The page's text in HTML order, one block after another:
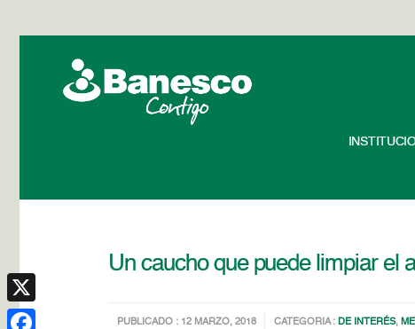
Un caucho que puede limpiar el
PUBLICADO : 12 MARZO, 2018 CATEGORIA : DE INTERÉS,
X